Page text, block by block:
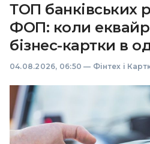
ТОП банківських
ФОП: коли
бізнес-картки в
04.08.2026, 06:50 — Фінтех і